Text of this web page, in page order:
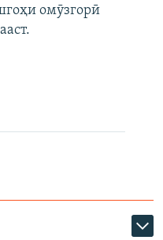
омӯзгорӣ